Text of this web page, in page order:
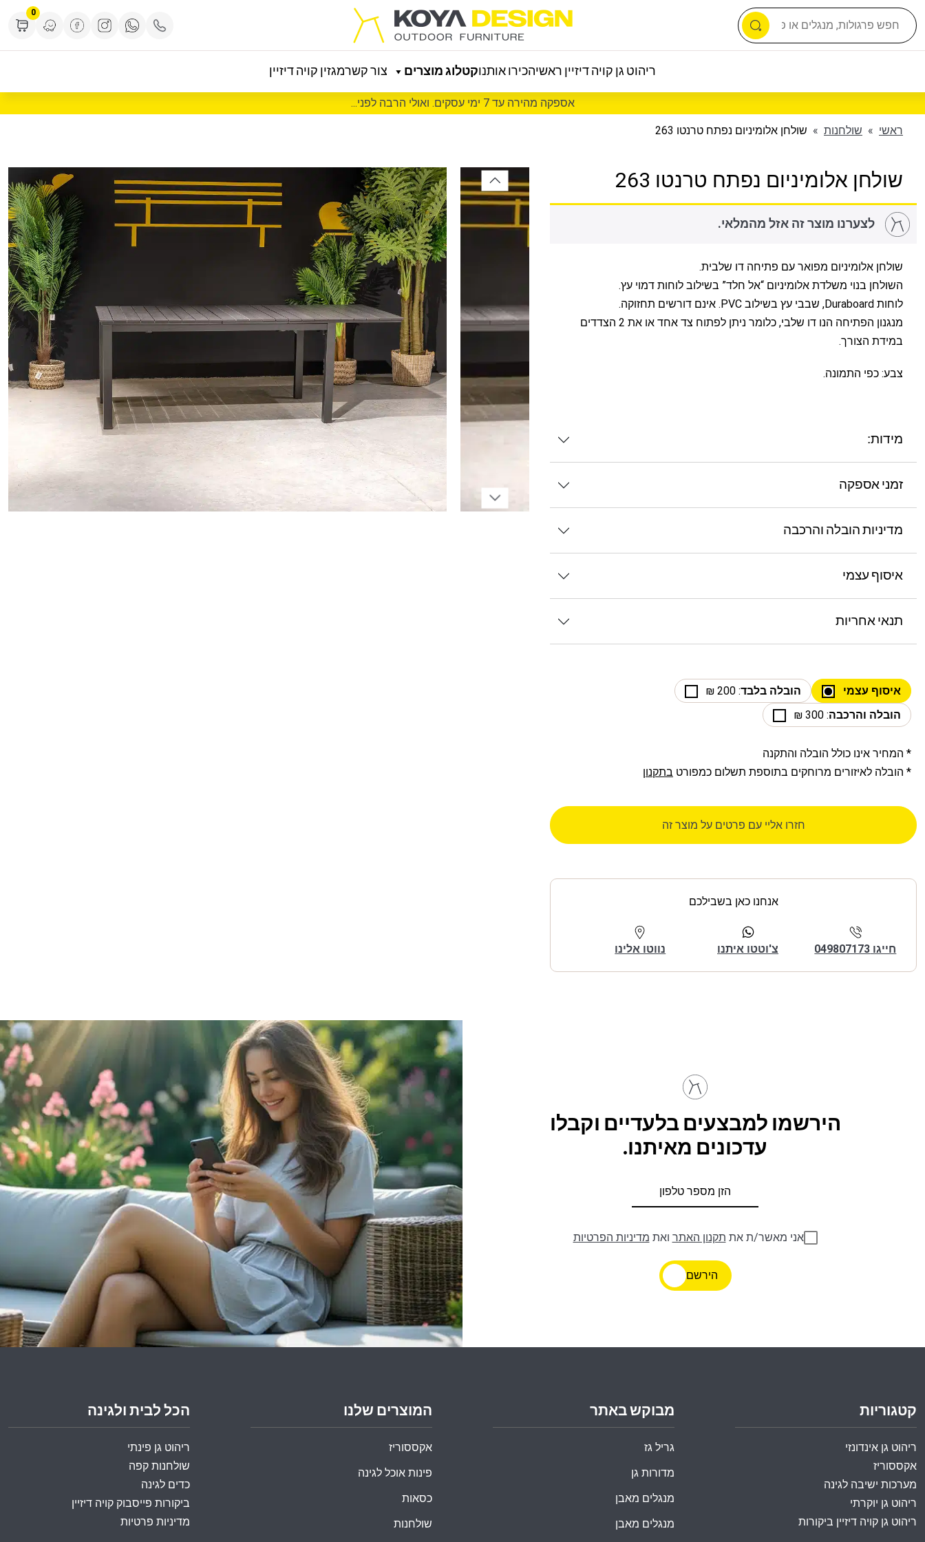
0
ריהוט גן קויה דיזיין ראשיהכירו אותנוקטלוג מוצרים צור קשרמגזין קויה דיזיין
אספקה מהירה עד 7 ימי עסקים. ואולי הרבה לפני...
ראשי » שולחנות » שולחן אלומיניום נפתח טרנטו 263
שולחן אלומיניום נפתח טרנטו 263
לצערנו מוצר זה אזל מהמלאי.
שולחן אלומיניום מפואר עם פתיחה דו שלבית.
השולחן בנוי משלדת אלומיניום “אל חלד” בשילוב לוחות דמוי עץ.
לוחות Duraboard, שבבי עץ בשילוב PVC. אינם דורשים תחזוקה.
מנגנון הפתיחה הנו דו שלבי, כלומר ניתן לפתוח צד אחד או את 2 הצדדים
במידת הצורך.
צבע: כפי התמונה.
מידות:
זמני אספקה
מדיניות הובלה והרכבה
איסוף עצמי
תנאי אחריות
איסוף עצמי הובלה בלבד: 200 ₪
הובלה והרכבה: 300 ₪
* המחיר אינו כולל הובלה והתקנה
* הובלה לאיזורים מרוחקים בתוספת תשלום כמפורט בתקנון
חזרו אליי עם פרטים על מוצר זה
אנחנו כאן בשבילכם
חייגו 049807173 צ'וטטו איתנו נווטו אלינו
הירשמו למבצעים בלעדיים וקבלו
עדכונים מאיתנו.
אני מאשר/ת את תקנון האתר ואת מדיניות הפרטיות
הירשם
הכל לבית ולגינה
ריהוט גן פינתי
שולחנות קפה
כדים לגינה
ביקורות פייסבוק קויה דיזיין
מדיניות פרטיות
המוצרים שלנו
אקססוריז
פינות אוכל לגינה
כסאות
שולחנות
מבוקש באתר
גריל גז
מדורות גן
מנגלים מאבן
מנגלים מאבן
קטגוריות
ריהוט גן אינדונזי
אקססוריז
מערכות ישיבה לגינה
ריהוט גן יוקרתי
ריהוט גן קויה דיזיין ביקורות